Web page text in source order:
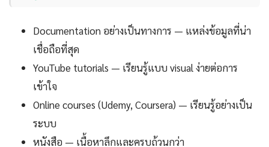
Documentation อย่างเป็นทางการ — แหล่งข้อมูลที่น่า
เชื่อถือที่สุด
YouTube tutorials — เรียนรู้แบบ visual ง่ายต่อการ
เข้าใจ
Online courses (Udemy, Coursera) — เรียนรู้อย่างเป็น
ระบบ
หนังสือ — เนื้อหาลึกและครบถ้วนกว่า